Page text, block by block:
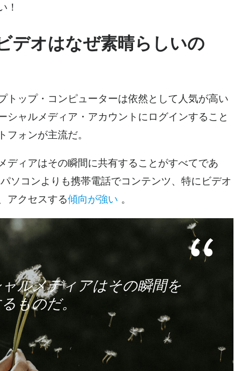
！
デオはなぜ素晴らしいの
トップ・コンピューターは依然として人気が高い
シャルメディア・アカウントに ログインすること
フォンが主流だ。
ディアはその瞬間に共有することがすべてであ
パソコンよりも携帯電話でコンテンツ、特に ビデオ
アクセスする傾向が強い 。
ルメディアはその瞬間を
ものだ。